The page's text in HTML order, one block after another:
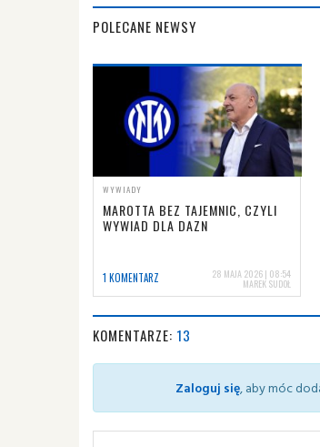
POLECANE NEWSY
WYWIADY
MAROTTA BEZ TAJEMNIC, CZYLI
WYWIAD DLA DAZN
1 KOMENTARZ 28 MAJA 2026 | 08:54
MAREK SUDOŁ
KOMENTARZE: 13
Zaloguj się, aby móc